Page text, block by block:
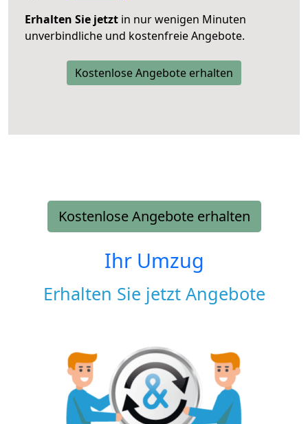
Erhalten Sie jetzt in nur wenigen Minuten
unverbindliche und kostenfreie Angebote.
Kostenlose Angebote erhalten
Kostenlose Angebote erhalten
Ihr Umzug
Erhalten Sie jetzt Angebote